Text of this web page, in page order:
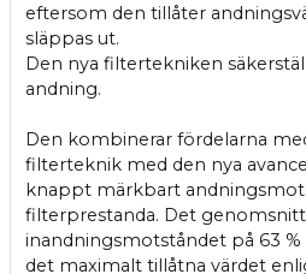
eftersom den tillåter
släppas ut.
Den nya filtertekniken
andning.
Den kombinerar fördelarna
filterteknik med den nya
knappt märkbart
filterprestanda. Det
inandningsmotståndet på 63
det maximalt tillåtna värdet